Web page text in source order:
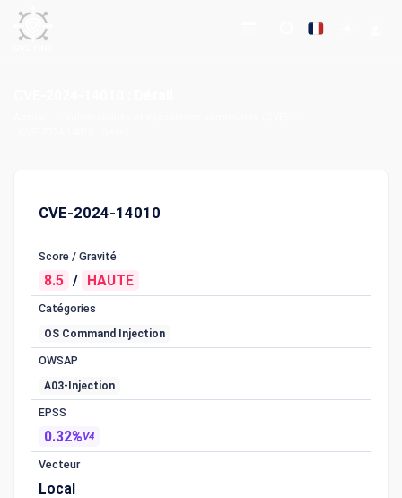
CVE-2024-14010
Score / Gravité
8.5 / HAUTE
Catégories
OS Command Injection
OWSAP
A03-Injection
EPSS
0.32%V4
Vecteur
Local